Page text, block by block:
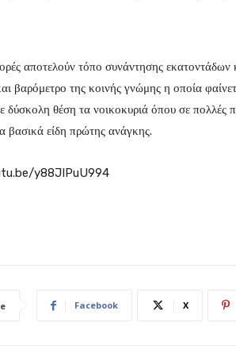
αποτελούν τόπο συνάντησης
βαρόμετρο της κοινής γνώμης η οποία
δύσκολη θέση τα νοικοκυριά όπου σε πολλές
βασικά είδη πρώτης ανάγκης.
y88JIPuU994
Facebook X